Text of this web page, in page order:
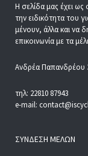
Η σελίδα μας έχει
την ειδικότητα του
μένουν, άλλα και να
επικοινωνία με τα
Ανδρέα Παπανδρέου
τηλ: 22810 87943
e-mail:
ΣΎΝΔΕΣΗ ΜΕΛΏΝ